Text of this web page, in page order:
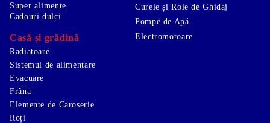
Super alimente
Cadouri dulci
Casă și grădină
Curele și Role de Ghidaj
Pompe de Apă
Electromotoare
Radiatoare
Sistemul de alimentare
Evacuare
Frână
Elemente de Caroserie
Roți